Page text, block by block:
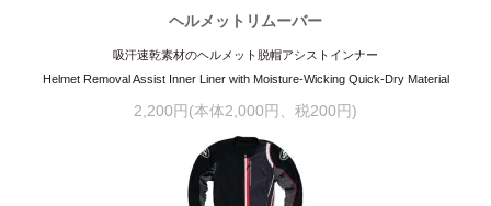
ヘルメットリムーバー
吸汗速乾素材のヘルメット脱帽アシストインナー
Helmet Removal Assist Inner Liner with Moisture-Wicking Quick-Dry Material
2,200円(本体2,000円、税200円)